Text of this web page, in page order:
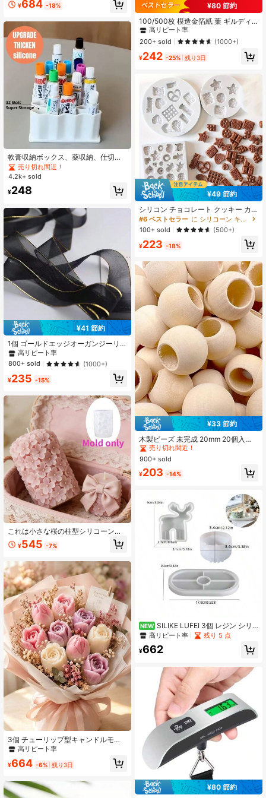
クリスマス手作りDIY素材向け クリ
雰囲気ホームデコレーション クラフ
ト愛好家向けハンドメイドギフトモ
ールド
¥684 -18%
軟膏収納ボックス、薬収納、仕切り
棚付き、軟膏収納ツール、小物収
納、鏡付きキャビネット、バスルー
出し収納ラック、メイクアップツー
ー、32スロット
売り切れ間近！
4.2k+ sold
¥248
¥41 節約
1個 ゴールドエッジオーガンジーリ
ボン、DIYギフトボックス包装用トラ
ンスペアレントサテンリボン、装飾
用のちょう結び、服飾アクセサリー
高リピート率
800+ sold
(1000+)
¥235 -15%
これは小さな桜の柱型シリコーンキ
ャンドルモールドです。円柱状の花
柄キャンドル作りに適したモールド
ソープ、レジン/プラスター工芸品に
使えます。DIY香りつきキャンドル作
りツール。結婚式の贈り物やハンド
メイドレジンソープ工芸品に適して
います。
¥545 -7%
3個 チューリップ型キャンドルモー
ルド、耐熱性シリコンフラワーモー
の花びらを特徴とする、キャンドル
結婚式、ホリデーデコレーション用
高リピート率
¥664 -6% 残り3日
¥80 節約
100/500枚 模造金箔紙 葉 ギルディ
ング ペイント DIY 家具装飾クラフト
用紙、お祝いのシーン装飾、レジン
工芸、家具の装飾、天井、ジュエリ
ー作りの金メッキ装飾に
#1 ベストセラー
高リピート率
#1 ベストセラー
高リピート率
#1 ベストセラー
高リピート率
#1 ベストセラー
に マルチカラー コンフェッティ&コンフェッティ大砲
高リピート率
200+ sold (1000+)
¥242 -25% 残り3日
¥49 節約
シリコン チョコレート クッキー カ
ッター セット 1/3パック、ミニ DIY
ハンドメイド ジュエリー 鋳造 ツー
ル、模擬クッキーペンダント、アロ
マキャンドル作り、シューズデコレ
ーション、長方形、アート用品
#6 ベストセラー
に シリコーン キャンディ&ゼリープリン型
100+ sold
(500+)
¥223 -18%
¥33 節約
木製ビーズ 未完成 20mm 20個入
り、大穴 8mm ナチュラル 木製ビー
ズ マクラメ ガーランド 装飾用、ビ
ーズクラフト材料
#10 ベストセラー
に ジュエリー作りに最適なアイテム ビーズ細工とジュエリー作り
売り切れ間近！
#10 ベストセラー
売り切れ間近！
#10 ベストセラー
売り切れ間近！
#10 ベストセラー
に ジュエリー作りに最適なアイテム ビーズ細工とジュエリー作り
900+ sold
¥203 -14%
NEW SILIKE LUFEI 3個 レジン シリ
コンモールド クリスマス鹿&雪の結
晶 収納ボックス&オーバル トレイセ
ット デコレーションモールド エポキ
マテラピー製品、ホームデコレーシ
ョン、ウェディングテーブルトップ
に適しています
高リピート率 残り 5 点
¥662
¥80 節約
#1 ベストセラー に 計量器